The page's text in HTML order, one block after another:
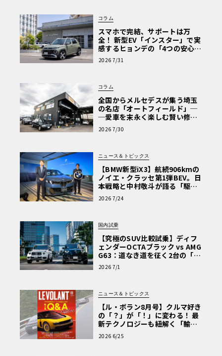
ターも交換。ATの場合、エギゾーストマニホールドのすぐ
側にあるため、熱対策を施して取り付けます。こ
のあたりはノウハウですね。ロワアームはリア側ブッシュ
が痛むそうですが、このクルマは過去に交換済み。ブレー
キ、ハブベアリングも問題なしですが、ドライブシャフト
フロント側
ATはオイルの滲みがあるものの、とりあえず添加剤などで様子を見ること
に。セルモーターは遮熱対策をしたモノに交換。ブッシュは交換済みだっ
たし、ブレーキやハブベアリングには問題なしでひと安心。
コラム
スマホで完結、サポートは万
全！ 新型EV「インスター」で実
感するヒョンデの「4つの安心」
【第1回・ヒョンデ6つの疑問：
Why? Hyundai?】〈PR〉
2026 7/31
コラム
全国からメルセデスが集う埼玉
の名店「オートフィールド」─
─愛車を末永く楽しむ賢い修理
術と、プロがフックス製オイル
を選ぶ理由〈PR〉
2026 7/30
ニュース＆トピックス
【BMW新型iX3】航続906kmの
ノイエ・クラッセ第1弾BEV。日
本戦略と中村敬斗が語る「駆け
ぬける歓び」
2026 7/24
国内試乗
【究極のSUV比較試乗】ディフ
ェンダーOCTAブラック vs AMG
G63：道なき道を征く2台の「対
極的アプローチ」
2026 7/1
ニュース＆トピックス
【ル・ボラン8月号】クルマ好き
の「？」が「！」に変わる！ 最
新テクノロジーも紐解く「輸入
車Q&A」
2026 6/25